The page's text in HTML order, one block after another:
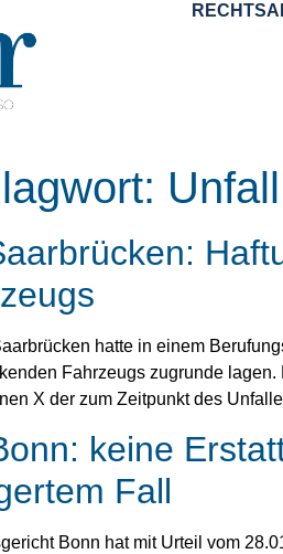
Unfall
hatte in einem
Fahrzeugs zugrunde
X der zum Zeitpunkt des
keine
Fall
Bonn hat mit Urteil vom